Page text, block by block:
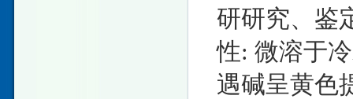
研研究、鉴
性: 微溶于
遇碱呈黄色